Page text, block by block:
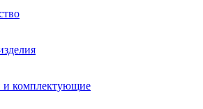
и комплектующие